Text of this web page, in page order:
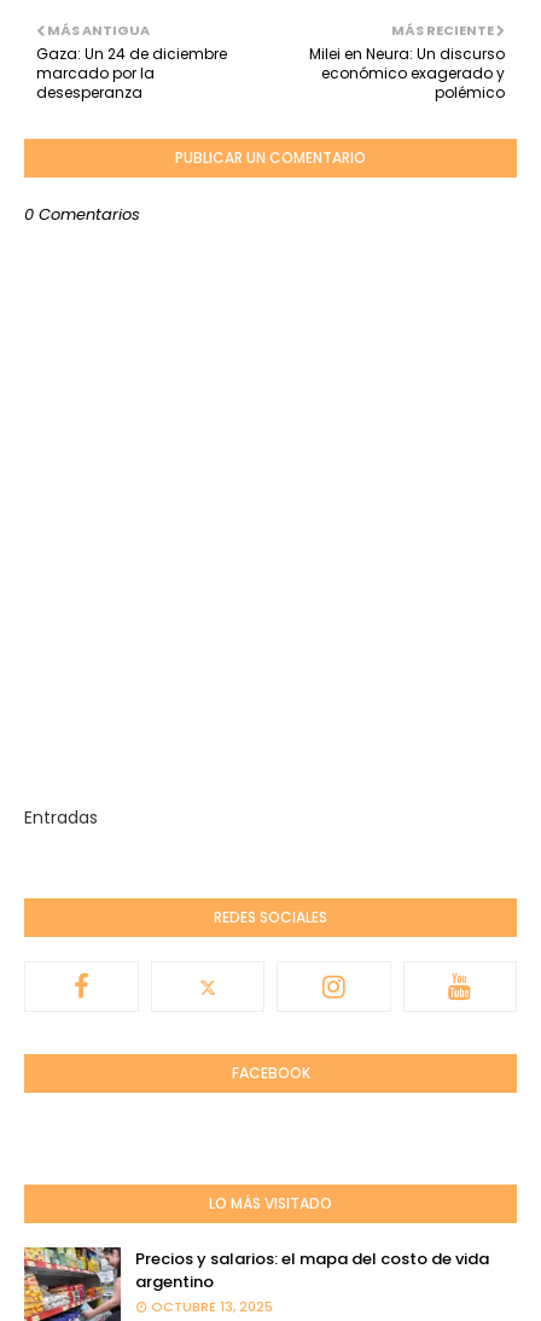
MÁS RECIENTE
Milei en Neura: Un discurso
económico exagerado y
polémico
MÁS ANTIGUA
Gaza: Un 24 de diciembre
marcado por la
desesperanza
PUBLICAR UN COMENTARIO
0 Comentarios
Entradas
REDES SOCIALES
FACEBOOK
LO MÁS VISITADO
Precios y salarios: el mapa del costo de vida
argentino
OCTUBRE 13, 2025